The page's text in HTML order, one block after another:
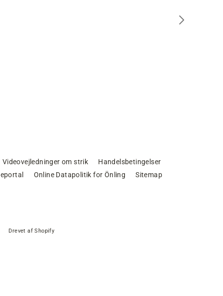
Videovejledninger om strik
Handelsbetingelser
Online Datapolitik for Önling
Sitemap
Drevet af Shopify